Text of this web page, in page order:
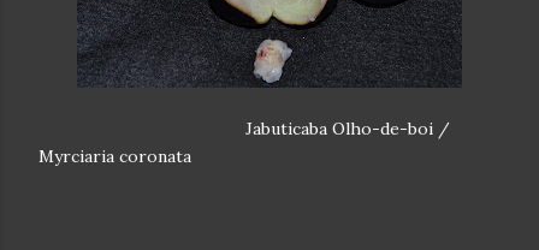
Jabuticaba Olho-de-boi /
Myrciaria coronata